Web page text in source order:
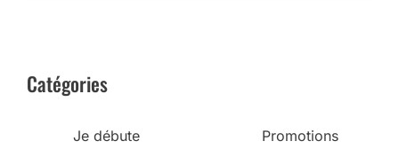
Catégories
Je débute
Promotions